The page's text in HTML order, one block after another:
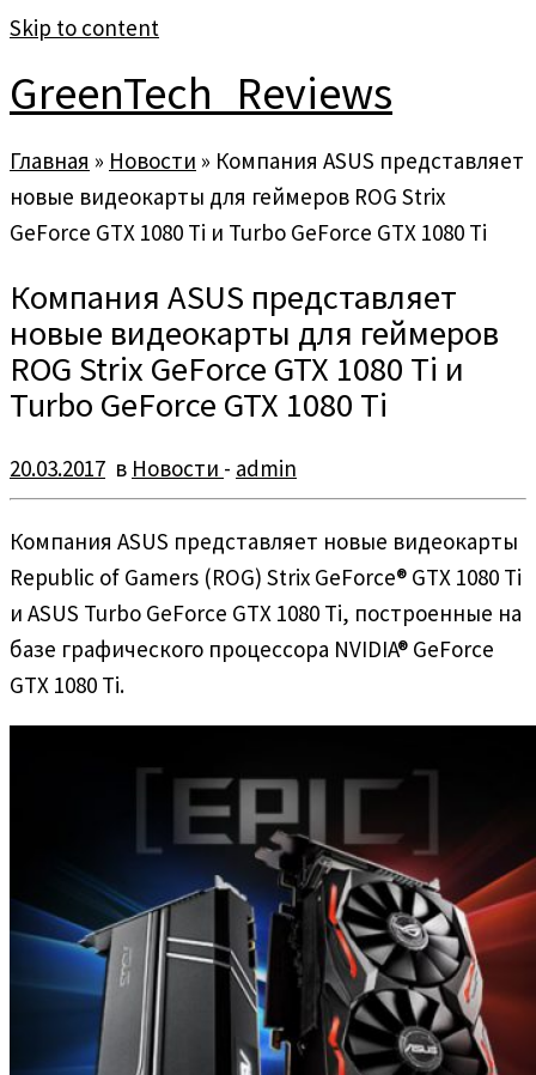
Skip to content
GreenTech_Reviews
Главная » Новости » Компания ASUS представляет
новые видеокарты для геймеров ROG Strix
GeForce GTX 1080 Ti и Turbo GeForce GTX 1080 Ti
Компания ASUS представляет
новые видеокарты для геймеров
ROG Strix GeForce GTX 1080 Ti и
Turbo GeForce GTX 1080 Ti
20.03.2017 в Новости - admin
Компания ASUS представляет новые видеокарты
Republic of Gamers (ROG) Strix GeForce® GTX 1080 Ti
и ASUS Turbo GeForce GTX 1080 Ti, построенные на
базе графического процессора NVIDIA® GeForce
GTX 1080 Ti.